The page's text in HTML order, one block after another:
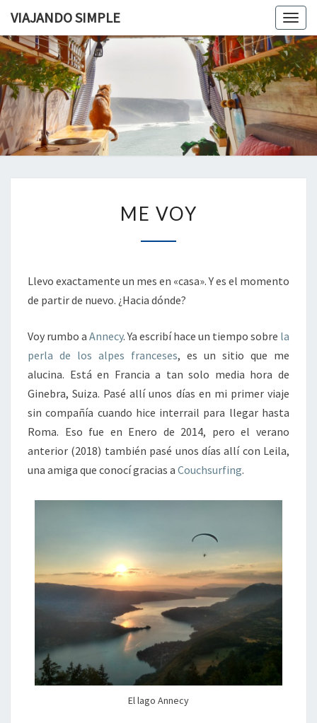
VIAJANDO SIMPLE
SIMPLE
Viviendo
En Un
Camión
Por
Europa
VOY
ME VOY
Llevo exactamente un mes en «casa». Y es el momento
de partir de nuevo. ¿Hacia dónde?
Voy rumbo a Annecy. Ya escribí hace un tiempo sobre la
perla de los alpes franceses, es un sitio que me
alucina. Está en Francia a tan solo media hora de
Ginebra, Suiza. Pasé allí unos días en mi primer viaje
sin compañía cuando hice interrail para llegar hasta
Roma. Eso fue en Enero de 2014, pero el verano
anterior (2018) también pasé unos días allí con Leila,
una amiga que conocí gracias a Couchsurfing.
El lago Annecy